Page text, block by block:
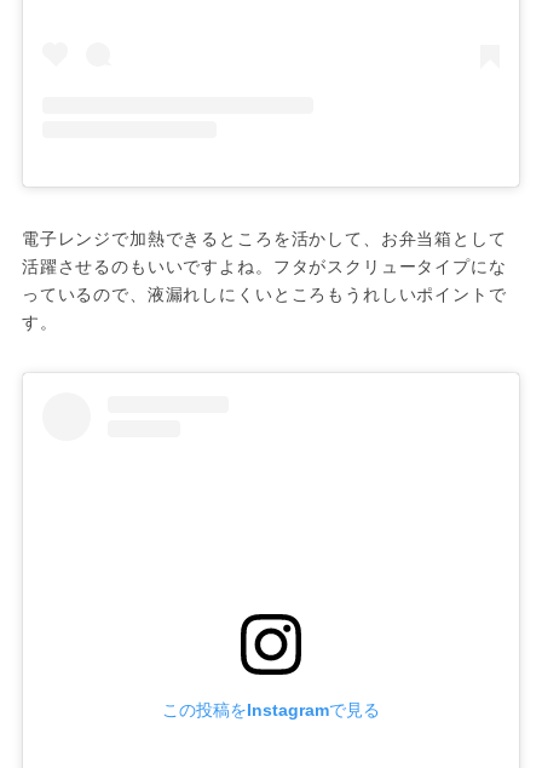
電子レンジで加熱できるところを活かして、お弁当箱として
活躍させるのもいいですよね。フタがスクリュータイプにな
っているので、液漏れしにくいところもうれしいポイントで
す。
この投稿をInstagramで見る